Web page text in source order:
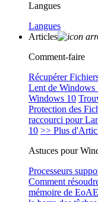
Langues
Langues
Articles
Comment-faire
Récupérer
Lent de Windows
Windows 10
Protection des
raccourci pour
10 >> Plus
Astuces pour
Processeurs
Comment
mémoire de